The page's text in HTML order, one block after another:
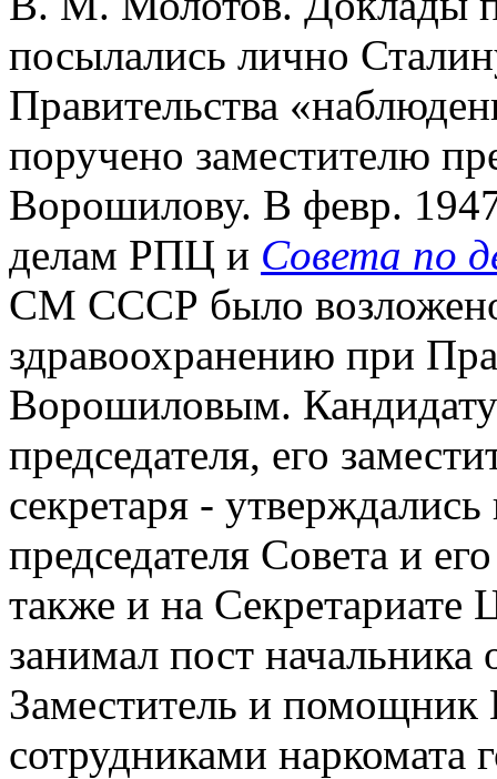
посылались лично
Правительства
поручено заместителю
Ворошилову. В февр.
делам РПЦ и Совета по
СМ СССР было
здравоохранению при
Ворошиловым.
председателя, его
секретаря -
председателя Совета и
также и на
занимал пост
Заместитель и помощник
сотрудниками наркомата